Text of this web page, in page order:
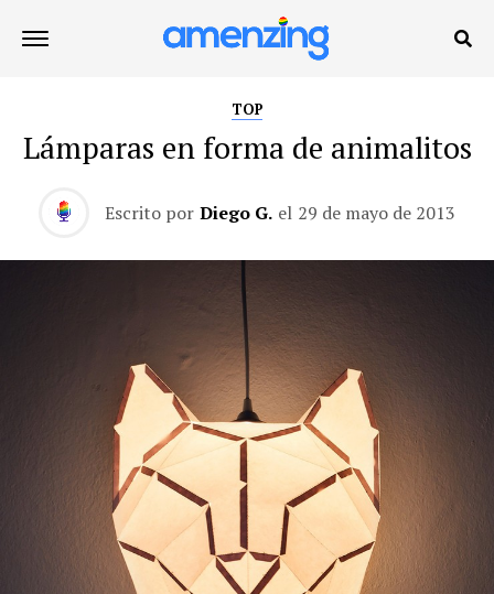
TOP
Lámparas en forma de animalitos
Escrito por Diego G. el 29 de mayo de 2013